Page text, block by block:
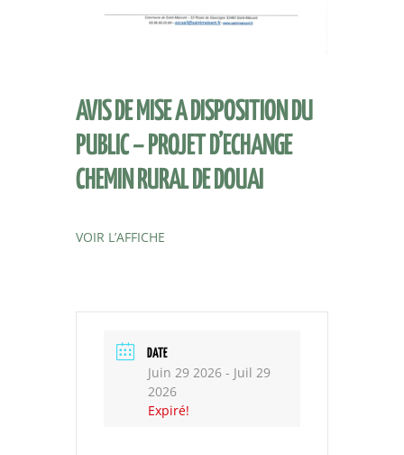
AVIS DE MISE A DISPOSITION DU
PUBLIC – PROJET D’ECHANGE
CHEMIN RURAL DE DOUAI
VOIR L’AFFICHE
DATE
Juin 29 2026 - Juil 29
2026
Expiré!